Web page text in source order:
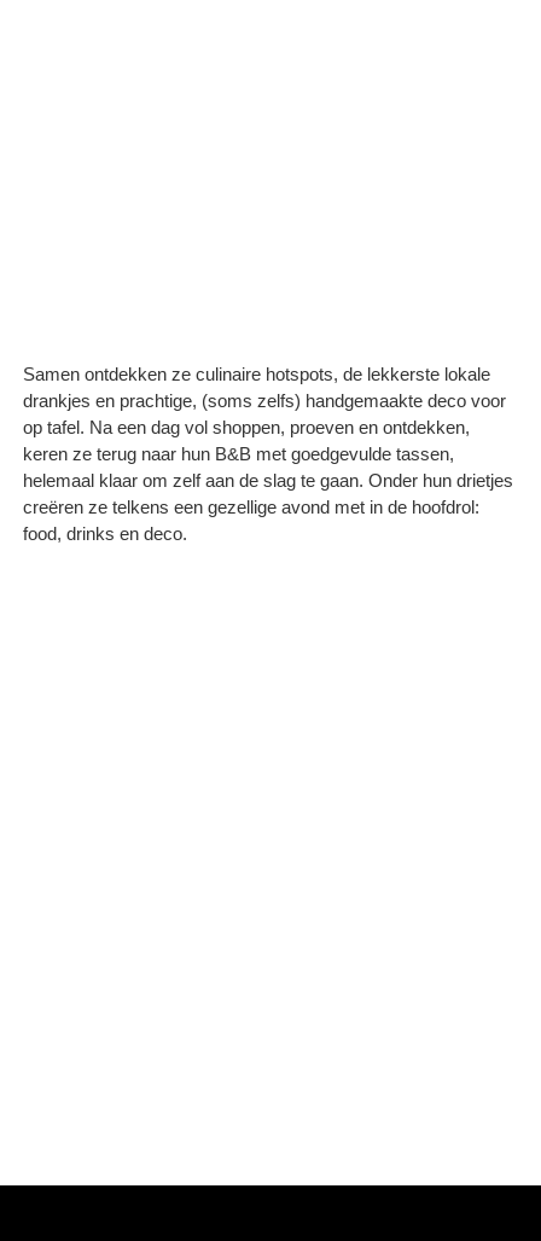
Samen ontdekken ze culinaire hotspots, de lekkerste lokale
drankjes en prachtige, (soms zelfs) handgemaakte deco voor
op tafel. Na een dag vol shoppen, proeven en ontdekken,
keren ze terug naar hun B&B met goedgevulde tassen,
helemaal klaar om zelf aan de slag te gaan. Onder hun drietjes
creëren ze telkens een gezellige avond met in de hoofdrol:
food, drinks en deco.